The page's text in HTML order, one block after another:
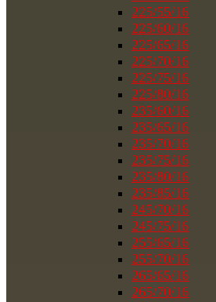
225/55/16
225/60/16
225/65/16
225/70/16
225/75/16
225/80/16
235/60/16
235/65/16
235/70/16
235/75/16
235/80/16
235/85/16
245/70/16
245/75/16
255/65/16
255/70/16
265/65/16
265/70/16